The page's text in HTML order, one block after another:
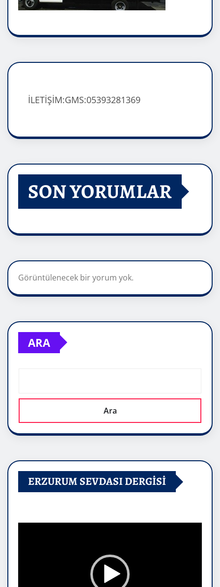
İLETİŞİM:GMS:05393281369
SON YORUMLAR
Görüntülenecek bir yorum yok.
ARA
Ara
ERZURUM SEVDASI DERGİSİ